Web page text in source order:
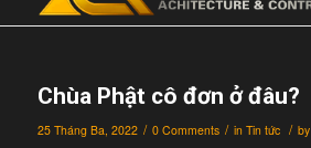
Chùa Phật cô đơn ở đâu?
25 Tháng Ba, 2022 / 0 Comments / in Tin tức / by